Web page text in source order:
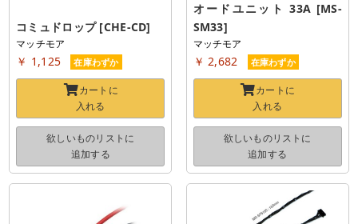
コミュドロップ [CHE-CD]
マッチモア
￥ 1,125 在庫わずか
カートに
入れる
欲しいものリストに
追加する
オードユニット 33A [MS-
SM33]
マッチモア
￥ 2,682 在庫わずか
カートに
入れる
欲しいものリストに
追加する